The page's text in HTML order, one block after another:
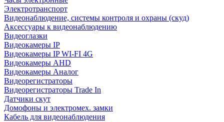
Электротранспорт
Видеонаблюдение, системы контроля и охраны (скуд)
Аксессуары к видеонаблюдению
Видеоглазки
Видеокамеры IP
Видеокамеры IP WI-FI 4G
Видеокамеры AHD
Видеокамеры Аналог
Видеорегистраторы
Видеорегистраторы Trade In
Датчики скут
Домофоны и электромех. замки
Кабель для видеонаблюдения